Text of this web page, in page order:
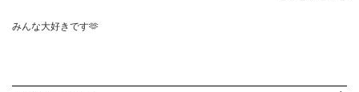
みんな大好きです🫶